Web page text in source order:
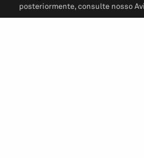
posteriormente, consulte nosso